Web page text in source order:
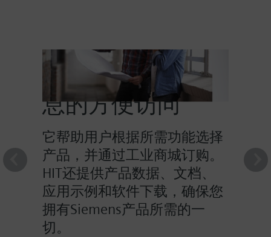
HIT提供对产品信
息的方便访问
它帮助用户根据所需功能选择
产品，并通过工业商城订购。
HIT还提供产品数据、文档、
应用示例和软件下载，确保您
拥有Siemens产品所需的一
切。